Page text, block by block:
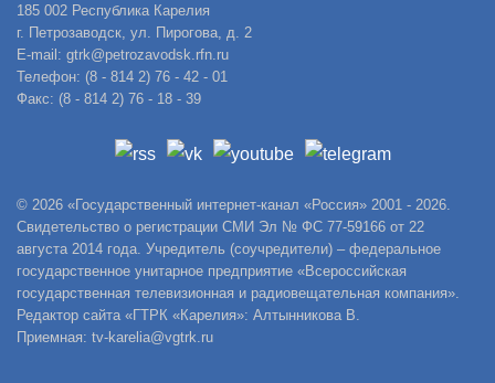
185 002 Республика Карелия
г. Петрозаводск, ул. Пирогова, д. 2
E-mail: gtrk@petrozavodsk.rfn.ru
Телефон: (8 - 814 2) 76 - 42 - 01
Факс: (8 - 814 2) 76 - 18 - 39
© 2026 «Государственный интернет-канал «Россия» 2001 - 2026.
Свидетельство о регистрации СМИ Эл № ФС 77-59166 от 22
августа 2014 года. Учредитель (соучредители) – федеральное
государственное унитарное предприятие «Всероссийская
государственная телевизионная и радиовещательная компания».
Редактор сайта «ГТРК «Карелия»: Алтынникова В.
Приемная: tv-karelia@vgtrk.ru